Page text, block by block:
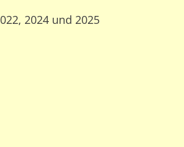
2024 und 2025